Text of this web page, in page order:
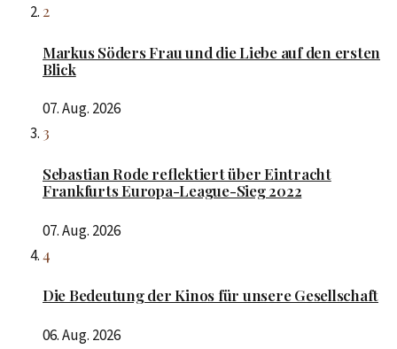
2
Markus Söders Frau und die Liebe auf den ersten
Blick
07. Aug. 2026
3
Sebastian Rode reflektiert über Eintracht
Frankfurts Europa-League-Sieg 2022
07. Aug. 2026
4
Die Bedeutung der Kinos für unsere Gesellschaft
06. Aug. 2026